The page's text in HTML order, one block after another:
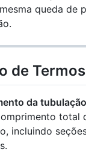
queda de
de Termos
da
total
incluindo